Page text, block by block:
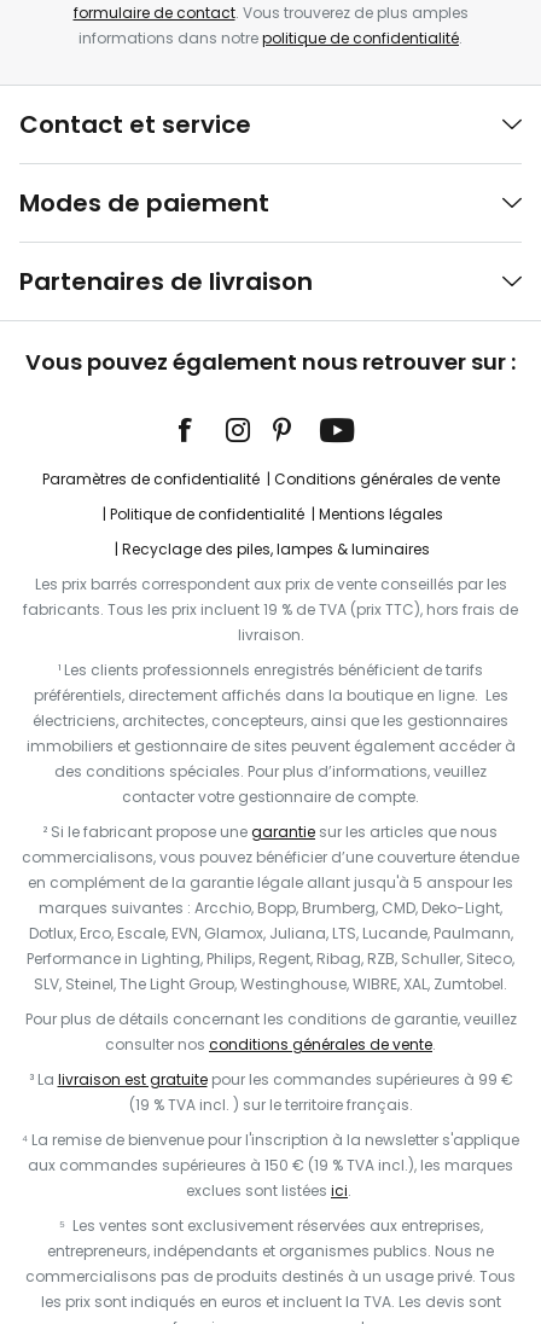
formulaire de contact. Vous trouverez de plus amples
informations dans notrepolitique de confidentialité.
Contact et service
Modes de paiement
Partenaires de livraison
Vous pouvez également nous retrouver sur :
Paramètres de confidentialité
Conditions générales de vente
Politique de confidentialité
Mentions légales
Recyclage des piles, lampes & luminaires
Les prix barrés correspondent aux prix de vente conseillés par les
fabricants. Tous les prix incluent 19 % de TVA (prix TTC), hors frais de
livraison.
¹ Les clients professionnels enregistrés bénéficient de tarifs
préférentiels, directement affichés dans la boutique en ligne. Les
électriciens, architectes, concepteurs, ainsi que les gestionnaires
immobiliers et gestionnaire de sites peuvent également accéder à
des conditions spéciales. Pour plus d’informations, veuillez
contacter votre gestionnaire de compte.
² Si le fabricant propose unegarantie sur les articles que nous
commercialisons, vous pouvez bénéficier d’une couverture étendue
en complément de la garantie légale allant jusqu'à 5 anspour les
marques suivantes : Arcchio, Bopp, Brumberg, CMD, Deko-Light,
Dotlux, Erco, Escale, EVN, Glamox, Juliana, LTS, Lucande, Paulmann,
Performance in Lighting, Philips, Regent, Ribag, RZB, Schuller, Siteco,
SLV, Steinel, The Light Group, Westinghouse, WIBRE, XAL, Zumtobel.
Pour plus de détails concernant les conditions de garantie, veuillez
consulter nos conditions générales de vente.
³ La livraison est gratuitepour les commandes supérieures à 99 €
(19 % TVA incl. ) sur le territoire français.
⁴ La remise de bienvenue pour l'inscription à la newsletter s'applique
aux commandes supérieures à 150 € (19 % TVA incl.), les marques
exclues sont listées ici.
⁵ Les ventes sont exclusivement réservées aux entreprises,
entrepreneurs, indépendants et organismes publics. Nous ne
commercialisons pas de produits destinés à un usage privé. Tous
les prix sont indiqués en euros et incluent la TVA. Les devis sont